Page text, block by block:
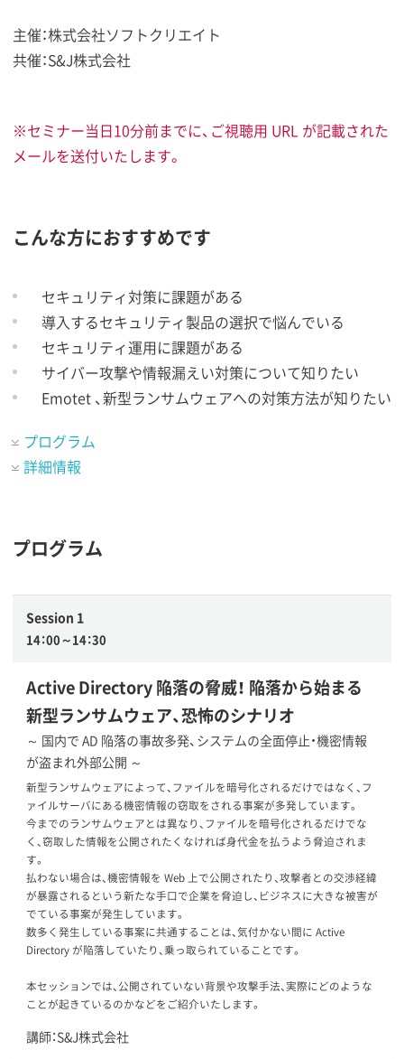
主催：株式会社ソフトクリエイト
共催：S&J株式会社
※セミナー当日10分前までに、ご視聴用 URL が記載された
メールを送付いたします。
こんな方におすすめです
セキュリティ対策に課題がある
導入するセキュリティ製品の選択で悩んでいる
セキュリティ運用に課題がある
サイバー攻撃や情報漏えい対策について知りたい
Emotet 、新型ランサムウェアへの対策方法が知りたい
プログラム
詳細情報
プログラム
Session 1
14：00～14：30
Active Directory 陥落の脅威！ 陥落から始まる
新型ランサムウェア、恐怖のシナリオ​
～ 国内で AD 陥落の事故多発、システムの全面停止・機密情報
が盗まれ外部公開 ～
新型ランサムウェアによって、ファイルを暗号化されるだけではなく、フ
ァイルサーバにある機密情報の窃取をされる事案が多発しています。
今までのランサムウェアとは異なり、ファイルを暗号化されるだけでな
く、窃取した情報を公開されたくなければ身代金を払うよう脅迫されま
す。
払わない場合は、機密情報を Web 上で公開されたり、攻撃者との交渉経緯
が暴露されるという新たな手口で企業を脅迫し、ビジネスに大きな被害が
でている事案が発生しています。
数多く発生している事案に共通することは、気付かない間に Active
Directory が陥落していたり、乗っ取られていることです。
本セッションでは、公開されていない背景や攻撃手法、実際にどのような
ことが起きているのかなどをご紹介いたします。
講師：S&J株式会社